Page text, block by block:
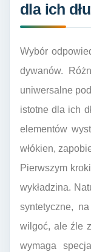
dla ich
Wybór
dywanów.
uniwersalne
istotne dla ich
elementów
włókien,
Pierwszym
wykładzina.
syntetyczne,
wilgoć, ale źle
wymaga